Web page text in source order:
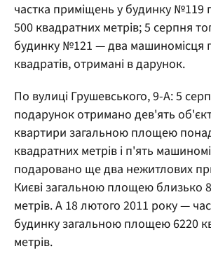
частка приміщень у будинку
500 квадратних метрів; 5 серпня
будинку №121 — два
квадратів, отримані в дарунок.
По вулиці Грушевського, 9-А: 5
подарунок отримано дев'ять
квартири загальною площею
квадратних метрів і п'ять
подаровано ще два нежитлових
Києві загальною площею близько
метрів. А 18 лютого 2011 року —
будинку загальною площею 6220
метрів.